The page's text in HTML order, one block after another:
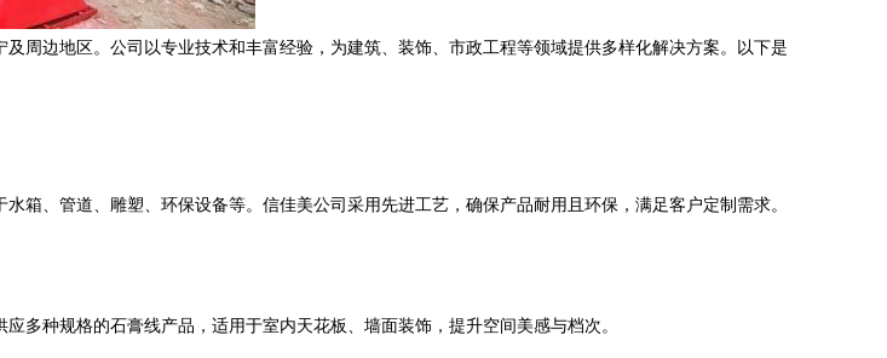
周边地区。公司以专业技术和丰富经验，为建筑、装饰、市政工程等领域提供多样化解决方案。以下是
箱、管道、雕塑、环保设备等。信佳美公司采用先进工艺，确保产品耐用且环保，满足客户定制需求。
多种规格的石膏线产品，适用于室内天花板、墙面装饰，提升空间美感与档次。